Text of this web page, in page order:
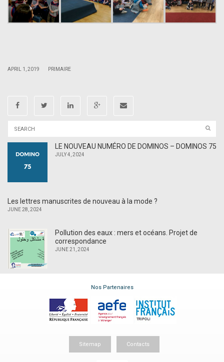
APRIL 1, 2019 PRIMAIRE
LE NOUVEAU NUMÉRO DE DOMINOS – DOMINOS 75
JULY 4, 2024
Les lettres manuscrites de nouveau à la mode ?
JUNE 28, 2024
Pollution des eaux : mers et océans. Projet de
correspondance
JUNE 21, 2024
Nos Partenaires
Sitemap Contacts